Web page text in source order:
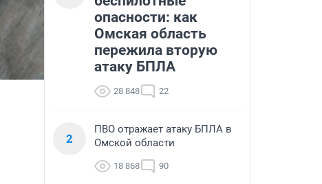
опасности: как
Омская область
пережила вторую
атаку БПЛА
28 848 22
2
ПВО отражает атаку БПЛА в
Омской области
18 868 90